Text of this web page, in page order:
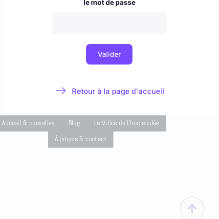
Accueil & nouvelles Blog
La Milice de l'Immaculée
À propos & contact